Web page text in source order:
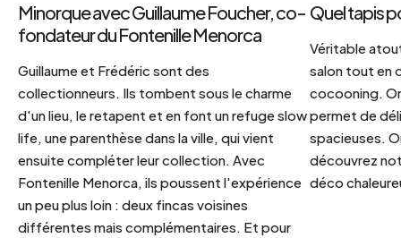
Minorque avec Guillaume Foucher, co-
fondateur du Fontenille Menorca
Guillaume et Frédéric sont des
collectionneurs. Ils tombent sous le charme
d'un lieu, le retapent et en font un refuge slow
life, une parenthèse dans la ville, qui vient
ensuite compléter leur collection. Avec
Fontenille Menorca, ils poussent l'expérience
un peu plus loin : deux fincas voisines
différentes mais complémentaires. Et pour
Quel tapis
Véritable
salon tout en
cocooning.
permet de
spacieuses.
découvrez
déco